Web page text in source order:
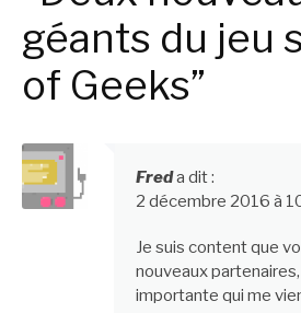
géants du jeu
of Geeks”
Freda dit :
2 décembre 2016 à
Je suis content que
nouveaux
importante qui me